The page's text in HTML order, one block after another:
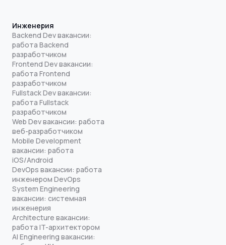
Инженерия
Backend Dev вакансии:
работа Backend
разработчиком
Frontend Dev вакансии:
работа Frontend
разработчиком
Fullstack Dev вакансии:
работа Fullstack
разработчиком
Web Dev вакансии: работа
веб-разработчиком
Mobile Development
вакансии: работа
iOS/Android
DevOps вакансии: работа
инженером DevOps
System Engineering
вакансии: системная
инженерия
Architecture вакансии:
работа IT-архитектором
AI Engineering вакансии: